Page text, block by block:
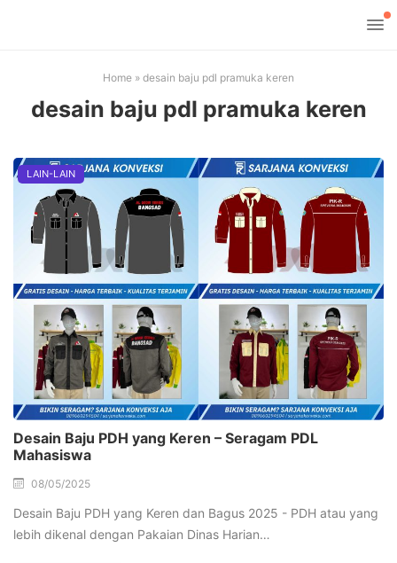
Home » desain baju pdl pramuka keren
desain baju pdl pramuka keren
LAIN-LAIN
Desain Baju PDH yang Keren – Seragam PDL
Mahasiswa
08/05/2025
Desain Baju PDH yang Keren dan Bagus 2025 - PDH atau yang
lebih dikenal dengan Pakaian Dinas Harian…